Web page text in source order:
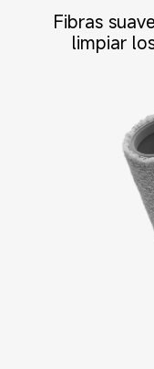
Fibras
limpiar